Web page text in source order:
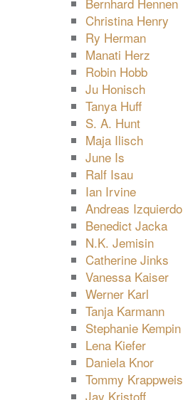
Christina Henry
Ry Herman
Manati Herz
Robin Hobb
Ju Honisch
Tanya Huff
S. A. Hunt
Maja Ilisch
June Is
Ralf Isau
Ian Irvine
Andreas Izquierdo
Benedict Jacka
N.K. Jemisin
Catherine Jinks
Vanessa Kaiser
Werner Karl
Tanja Karmann
Stephanie Kempin
Lena Kiefer
Daniela Knor
Tommy Krappweis
Jay Kristoff